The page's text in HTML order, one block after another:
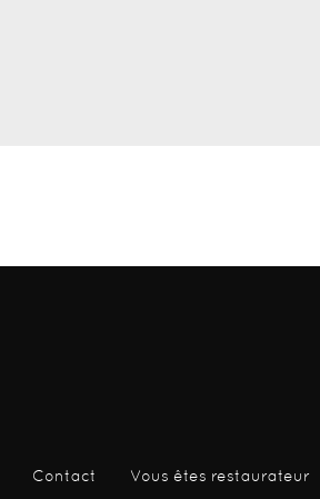
Contact Vous êtes restaurateur